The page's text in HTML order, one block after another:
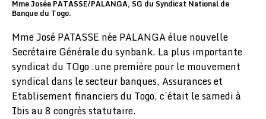
Mme Josée PATASSE/PALANGA, SG du Syndicat National de
Banque du Togo.
Mme José PATASSE née PALANGA élue nouvelle
Secrétaire Générale du synbank. La plus importante
syndicat du TOgo .une première pour le mouvement
syndical dans le secteur banques, Assurances et
Etablisement financiers du Togo, c’était le samedi à
Ibis au 8 congrès statutaire.